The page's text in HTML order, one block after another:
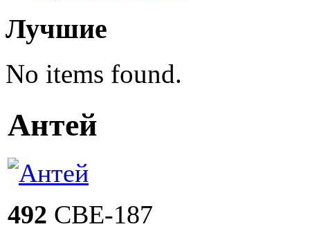
Лучшие
No items found.
Антей
492 СВЕ-187